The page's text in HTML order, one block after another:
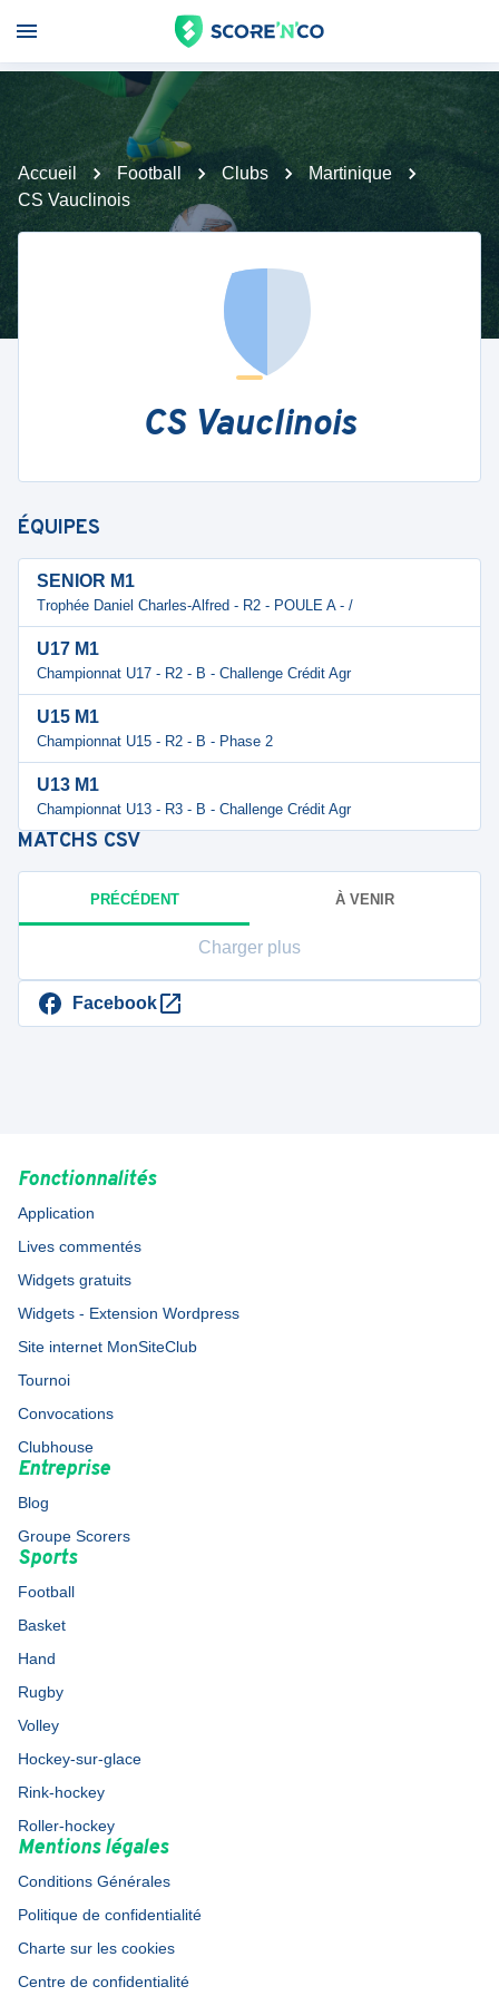
Accueil Football Clubs
Martinique
CS Vauclinois
CS Vauclinois
ÉQUIPES
SENIOR M1
Trophée Daniel Charles-Alfred - R2 - POULE A - /
U17 M1
Championnat U17 - R2 - B - Challenge Crédit Agr
U15 M1
Championnat U15 - R2 - B - Phase 2
U13 M1
Championnat U13 - R3 - B - Challenge Crédit Agr
MATCHS CSV
PRÉCÉDENT À VENIR
Charger plus
Facebook
Fonctionnalités
Application
Lives commentés
Widgets gratuits
Widgets - Extension Wordpress
Site internet MonSiteClub
Tournoi
Convocations
Clubhouse
Entreprise
Blog
Groupe Scorers
Sports
Football
Basket
Hand
Rugby
Volley
Hockey-sur-glace
Rink-hockey
Roller-hockey
Mentions légales
Conditions Générales
Politique de confidentialité
Charte sur les cookies
Centre de confidentialité